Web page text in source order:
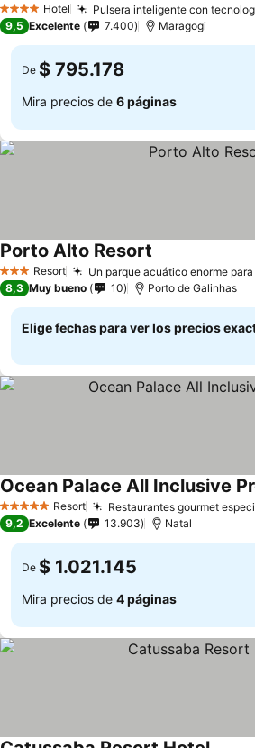
4 EstrellasHotel Pulsera inteligente con
9,5 Excelente 7.400 Maragogi
De $ 795.178
Mira precios de 6 páginas
3 EstrellasResort Un parque acuático enorme
Porto Alto Resort
8,3 Muy bueno 10 Porto de Galinhas
Elige fechas para ver los precios
5 Estrellas Resort Restaurantes gourmet
Ocean Palace All Inclusive
9,2 Excelente 13.903 Natal
De $ 1.021.145
Mira precios de 4 páginas